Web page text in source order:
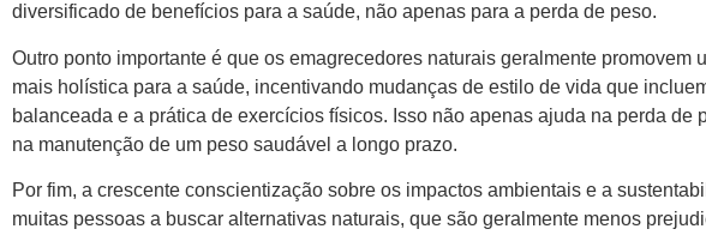
diversificado de benefícios para a saúde, não apenas para a perda de peso.
Outro ponto importante é que os emagrecedores naturais geralmente promovem
mais holística para a saúde, incentivando mudanças de estilo de vida que
balanceada e a prática de exercícios físicos. Isso não apenas ajuda na perda de
na manutenção de um peso saudável a longo prazo.
Por fim, a crescente conscientização sobre os impactos ambientais e a
muitas pessoas a buscar alternativas naturais, que são geralmente menos